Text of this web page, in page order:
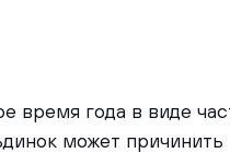
время года в виде
может причинить